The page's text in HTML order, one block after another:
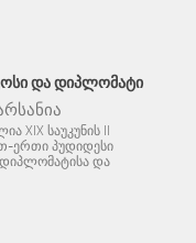
ᲓᲐ ᲓᲘᲞᲚᲝᲛᲐᲢᲘ
XIX საუკუნის II
ერთი პუდიდესი
და